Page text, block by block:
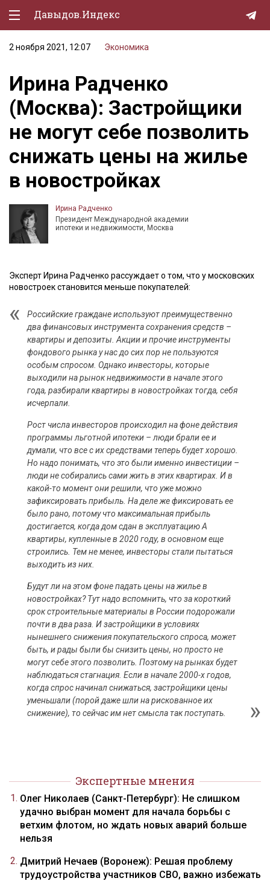
Давыдов.Индекс
Политическая жизнь
Экономика
Природа
Образование
Спорт
Культура
Lifestyle
Мурзилка
2 ноября 2021, 12:07 Экономика
Ирина Радченко
(Москва): Застройщики
не могут себе позволить
снижать цены на жилье
в новостройках
Ирина Радченко
Президент Международной академии
ипотеки и недвижимости, Москва
Эксперт Ирина Радченко рассуждает о том, что у московских
новостроек становится меньше покупателей:
Российские граждане используют преимущественно
два финансовых инструмента сохранения средств –
квартиры и депозиты. Акции и прочие инструменты
фондового рынка у нас до сих пор не пользуются
особым спросом. Однако инвесторы, которые
выходили на рынок недвижимости в начале этого
года, разбирали квартиры в новостройках тогда, себя
исчерпали.
Рост числа инвесторов происходил на фоне действия
программы льготной ипотеки – люди брали ее и
думали, что все с их средствами теперь будет хорошо.
Но надо понимать, что это были именно инвестиции –
люди не собирались сами жить в этих квартирах. И в
какой-то момент они решили, что уже можно
зафиксировать прибыль. На деле же фиксировать ее
было рано, потому что максимальная прибыль
достигается, когда дом сдан в эксплуатацию А
квартиры, купленные в 2020 году, в основном еще
строились. Тем не менее, инвесторы стали пытаться
выходить из них.
Будут ли на этом фоне падать цены на жилье в
новостройках? Тут надо вспомнить, что за короткий
срок строительные материалы в России подорожали
почти в два раза. И застройщики в условиях
нынешнего снижения покупательского спроса, может
быть, и рады были бы снизить цены, но просто не
могут себе этого позволить. Поэтому на рынках будет
наблюдаться стагнация. Если в начале 2000-х годов,
когда спрос начинал снижаться, застройщики цены
уменьшали (порой даже шли на рискованное их
снижение), то сейчас им нет смысла так поступать.
Экспертные мнения
Олег Николаев (Санкт-Петербург): Не слишком
удачно выбран момент для начала борьбы с
ветхим флотом, но ждать новых аварий больше
нельзя
Дмитрий Нечаев (Воронеж): Решая проблему
трудоустройства участников СВО, важно избежать